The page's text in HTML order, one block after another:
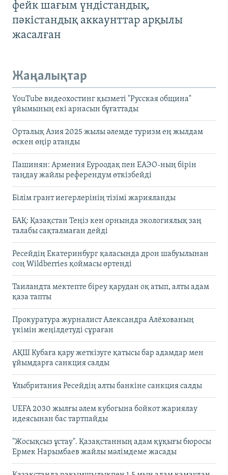
фейк шағым үндістандық,
пәкістандық аккаунттар арқылы
жасалған
Жаңалықтар
YouTube видеохостинг қызметі "Русская община"
ұйымының екі арнасын бұғаттады
Орталық Азия 2025 жылы әлемде туризм ең жылдам
өскен өңір атанды
Пашинян: Армения Еуроодақ пен ЕАЭО-ның бірін
таңдау жайлы референдум өткізбейді
Білім грант иегерлерінің тізімі жарияланды
БАҚ: Қазақстан Теңіз кен орнында экологиялық заң
талабы сақталмаған дейді
Ресейдің Екатеринбург қаласында дрон шабуылынан
соң Wildberries қоймасы өртенді
Таиландта мектепте біреу қарудан оқ атып, алты адам
қаза тапты
Прокуратура журналист Александра Алёхованың
үкімін жеңілдетуді сұраған
АҚШ Кубаға қару жеткізуге қатысы бар адамдар мен
ұйымдарға санкция салды
Ұлыбритания Ресейдің алты банкіне санкция салды
UEFA 2030 жылғы әлем кубогына бойкот жариялау
идеясынан бас тартпайды
"Жосықсыз ұстау". Қазақстанның адам құқығы бюросы
Ермек Нарымбаев жайлы мәлімдеме жасады